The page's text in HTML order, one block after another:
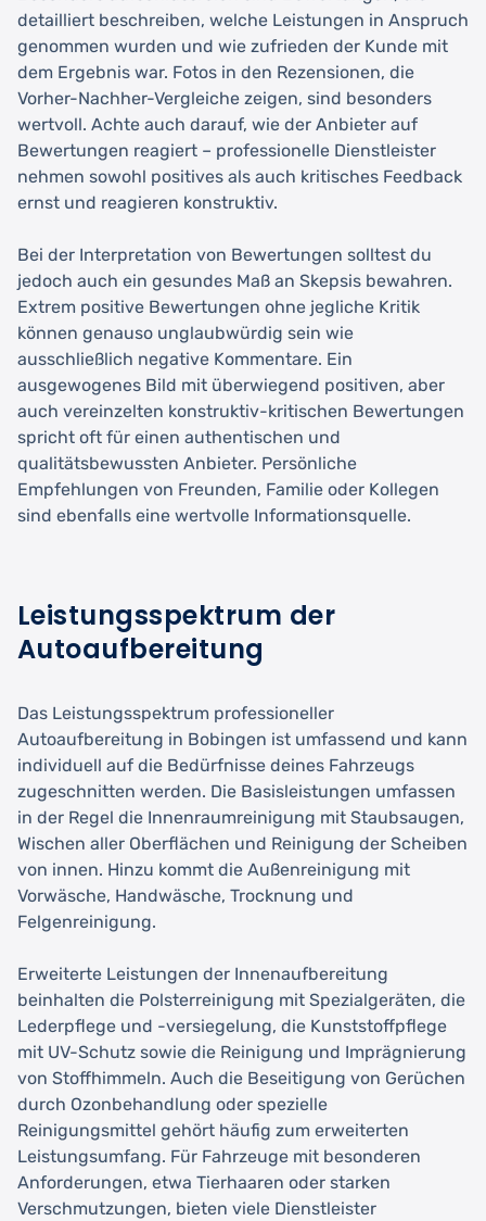
detailliert beschreiben, welche Leistungen in Anspruch
genommen wurden und wie zufrieden der Kunde mit
dem Ergebnis war. Fotos in den Rezensionen, die
Vorher-Nachher-Vergleiche zeigen, sind besonders
wertvoll. Achte auch darauf, wie der Anbieter auf
Bewertungen reagiert – professionelle Dienstleister
nehmen sowohl positives als auch kritisches Feedback
ernst und reagieren konstruktiv.
Bei der Interpretation von Bewertungen solltest du
jedoch auch ein gesundes Maß an Skepsis bewahren.
Extrem positive Bewertungen ohne jegliche Kritik
können genauso unglaubwürdig sein wie
ausschließlich negative Kommentare. Ein
ausgewogenes Bild mit überwiegend positiven, aber
auch vereinzelten konstruktiv-kritischen Bewertungen
spricht oft für einen authentischen und
qualitätsbewussten Anbieter. Persönliche
Empfehlungen von Freunden, Familie oder Kollegen
sind ebenfalls eine wertvolle Informationsquelle.
Leistungsspektrum der
Autoaufbereitung
Das Leistungsspektrum professioneller
Autoaufbereitung in Bobingen ist umfassend und kann
individuell auf die Bedürfnisse deines Fahrzeugs
zugeschnitten werden. Die Basisleistungen umfassen
in der Regel die Innenraumreinigung mit Staubsaugen,
Wischen aller Oberflächen und Reinigung der Scheiben
von innen. Hinzu kommt die Außenreinigung mit
Vorwäsche, Handwäsche, Trocknung und
Felgenreinigung.
Erweiterte Leistungen der Innenaufbereitung
beinhalten die Polsterreinigung mit Spezialgeräten, die
Lederpflege und -versiegelung, die Kunststoffpflege
mit UV-Schutz sowie die Reinigung und Imprägnierung
von Stoffhimmeln. Auch die Beseitigung von Gerüchen
durch Ozonbehandlung oder spezielle
Reinigungsmittel gehört häufig zum erweiterten
Leistungsumfang. Für Fahrzeuge mit besonderen
Anforderungen, etwa Tierhaaren oder starken
Verschmutzungen, bieten viele Dienstleister